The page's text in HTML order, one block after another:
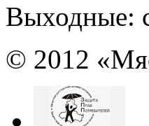
Выходные:
© 2012